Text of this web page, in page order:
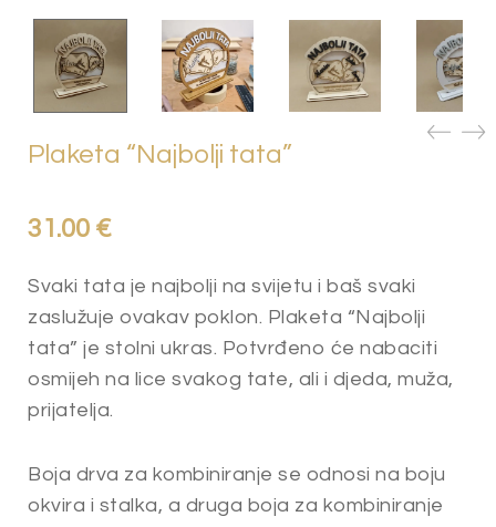
Plaketa “Najbolji tata”
31.00 €
Svaki tata je najbolji na svijetu i baš svaki
zaslužuje ovakav poklon. Plaketa “Najbolji
tata” je stolni ukras. Potvrđeno će nabaciti
osmijeh na lice svakog tate, ali i djeda, muža,
prijatelja.
Boja drva za kombiniranje se odnosi na boju
okvira i stalka, a druga boja za kombiniranje